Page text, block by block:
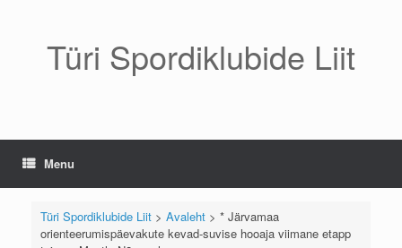
Türi Spordiklubide Liit
Menu
Türi Spordiklubide Liit> Avaleht> * Järvamaa
orienteerumispäevakute kevad-suvise hooaja viimane etapp